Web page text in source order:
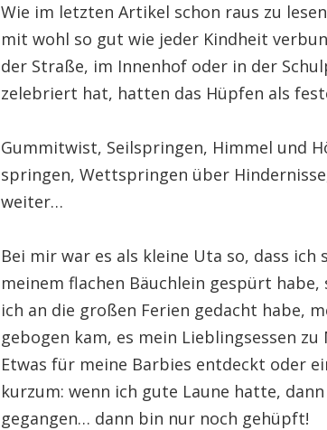
Wie im letzten Artikel schon raus zu
mit wohl so gut wie jeder Kindheit
der Straße, im Innenhof oder in der
zelebriert hat, hatten das Hüpfen als
Gummitwist, Seilspringen, Himmel und
springen, Wettspringen über
weiter…
Bei mir war es als kleine Uta so, dass ich
meinem flachen Bäuchlein gespürt habe,
ich an die großen Ferien gedacht habe,
gebogen kam, es mein Lieblingsessen
Etwas für meine Barbies entdeckt oder
kurzum: wenn ich gute Laune hatte,
gegangen… dann bin nur noch gehüpft!